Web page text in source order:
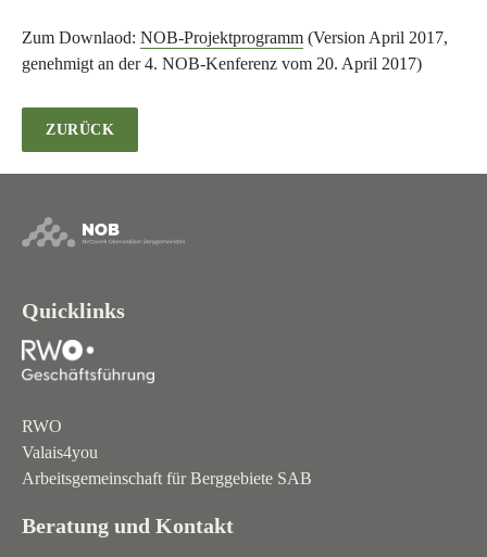
Zum Downlaod: NOB-Projektprogramm (Version April 2017,
genehmigt an der 4. NOB-Kenferenz vom 20. April 2017)
ZURÜCK
Quicklinks
RWO
Valais4you
Arbeitsgemeinschaft für Berggebiete SAB
Beratung und Kontakt